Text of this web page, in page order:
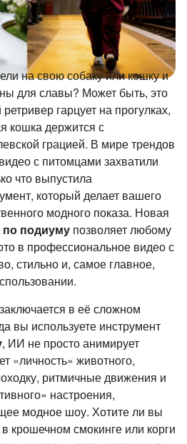
на свою собаку или кошку и
для славы? Может быть, это
гарцует на прогулках,
кошка держится с
грацией. В мире трендов
с питомцами захватили
что выпустила
который делает вашего
модного показа. Новая
по подиуму позволяет любому
в профессиональное видео с
стильно и, самое главное,
в её сложном
вы используете инструмент
, ИИ не просто анимирует
«личность» животного,
ритмичные движения и
настроения,
модное шоу. Хотите ли вы
крошечном смокинге или корги